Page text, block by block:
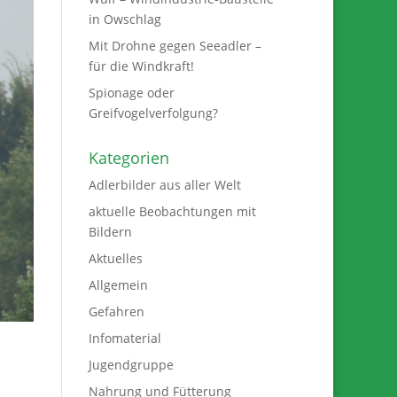
in Owschlag
Mit Drohne gegen Seeadler –
für die Windkraft!
Spionage oder
Greifvogelverfolgung?
Kategorien
Adlerbilder aus aller Welt
aktuelle Beobachtungen mit
Bildern
Aktuelles
Allgemein
Gefahren
Infomaterial
Jugendgruppe
Nahrung und Fütterung